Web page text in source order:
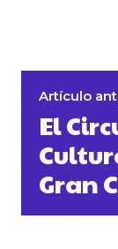
Artículo
El
Gran